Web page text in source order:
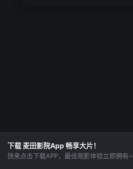
下载 麦田影院App 畅享大片！
快来点击下载APP，最佳观影体验立即拥有~